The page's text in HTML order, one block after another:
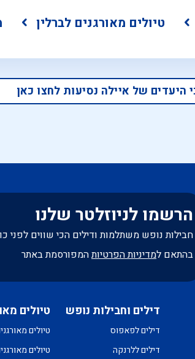
טיולים מאורגנים לברלין
היעדים של איילה נסיעות לחצו כאן
הרשמו לניוזלטר שלנו
חבילות נופש משתלמות ודילים הכי שווים לפני
בהתאם למדיניות הפרטיותהמפורסמת באתר
דילים וחבילות נופש
דילים לפאפוס
דילים ללרנקה
טיולים
טיולים
טיולים